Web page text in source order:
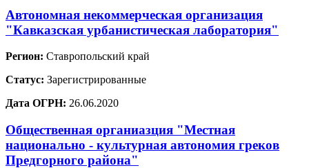
Автономная некоммерческая организация
"Кавказская урбанистическая лаборатория"
Регион: Ставропольский край
Статус: Зарегистрированные
Дата ОГРН: 26.06.2020
Общественная органиазция "Местная
национально - культурная автономия греков
Предгорного района"